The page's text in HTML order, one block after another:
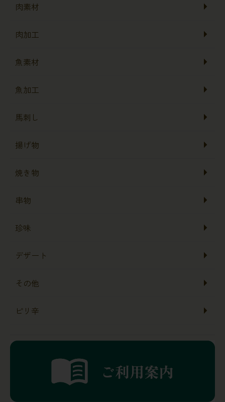
肉素材
肉加工
魚素材
魚加工
馬刺し
揚げ物
焼き物
串物
珍味
デザート
その他
ピリ辛